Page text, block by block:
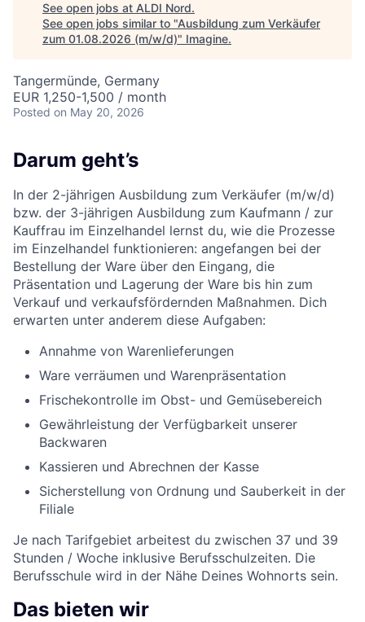
See open jobs at ALDI Nord.
See open jobs similar to "Ausbildung zum Verkäufer
zum 01.08.2026 (m/w/d)" Imagine.
Tangermünde, Germany
EUR 1,250-1,500 / month
Posted on May 20, 2026
Darum geht’s
In der 2-jährigen Ausbildung zum Verkäufer (m/w/d)
bzw. der 3-jährigen Ausbildung zum Kaufmann / zur
Kauffrau im Einzelhandel lernst du, wie die Prozesse
im Einzelhandel funktionieren: angefangen bei der
Bestellung der Ware über den Eingang, die
Präsentation und Lagerung der Ware bis hin zum
Verkauf und verkaufsfördernden Maßnahmen. Dich
erwarten unter anderem diese Aufgaben:
Annahme von Warenlieferungen
Ware verräumen und Warenpräsentation
Frischekontrolle im Obst- und Gemüsebereich
Gewährleistung der Verfügbarkeit unserer
Backwaren
Kassieren und Abrechnen der Kasse
Sicherstellung von Ordnung und Sauberkeit in der
Filiale
Je nach Tarifgebiet arbeitest du zwischen 37 und 39
Stunden / Woche inklusive Berufsschulzeiten. Die
Berufsschule wird in der Nähe Deines Wohnorts sein.
Das bieten wir